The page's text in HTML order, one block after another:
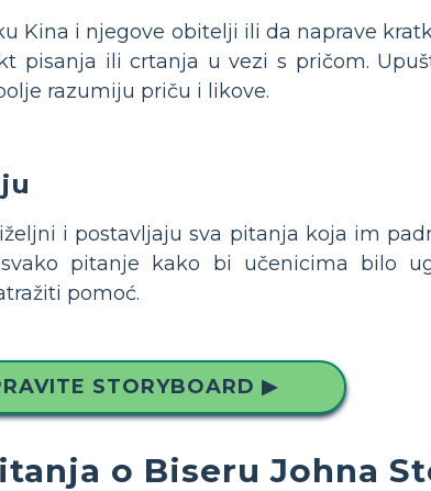
Kina i njegove obitelji ili da naprave
pisanja ili crtanja u vezi s pričom.
razumiju priču i likove.
i postavljaju sva pitanja koja im
pitanje kako bi učenicima bilo
pomoć.
STORYBOARD ▶
o Biseru Johna